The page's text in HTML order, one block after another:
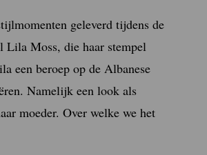
geleverd tijdens de
Lila Moss, die haar stempel
een beroep op de Albanese
Namelijk een look als
moeder. Over welke we het